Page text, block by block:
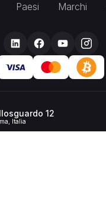
Paesi Marchi
12
Italia